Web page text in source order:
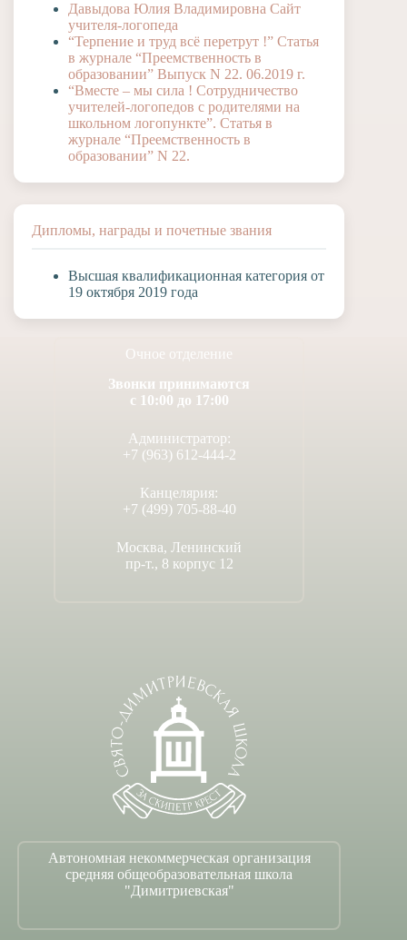
Давыдова Юлия Владимировна Сайт
учителя-логопеда
“Терпение и труд всё перетрут !” Статья
в журнале “Преемственность в
образовании” Выпуск N 22. 06.2019 г.
“Вместе – мы сила ! Сотрудничество
учителей-логопедов с родителями на
школьном логопункте”. Статья в
журнале “Преемственность в
образовании” N 22.
Дипломы, награды и почетные звания
Высшая квалификационная категория от
19 октября 2019 года
Очное отделение
Звонки принимаются
с 10:00 до 17:00
Администратор:
+7 (963) 612-444-2
Канцелярия:
+7 (499) 705-88-40
Москва, Ленинский
пр-т., 8 корпус 12
Автономная некоммерческая организация
средняя общеобразовательная школа
"Димитриевская"